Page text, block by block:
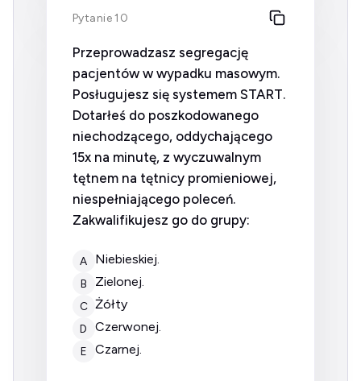
Pytanie 10
Przeprowadzasz segregację
pacjentów w wypadku masowym.
Posługujesz się systemem START.
Dotarłeś do poszkodowanego
niechodzącego, oddychającego
15x na minutę, z wyczuwalnym
tętnem na tętnicy promieniowej,
niespełniającego poleceń.
Zakwalifikujesz go do grupy:
A niebieskiej.
B zielonej.
C Żółty
D czerwonej.
E czarnej.